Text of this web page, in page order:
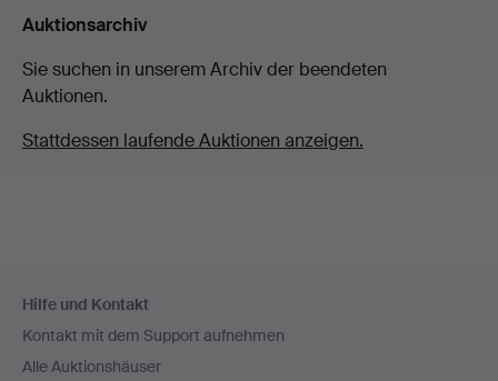
Auktionsarchiv
Sie suchen in unserem Archiv der beendeten
Auktionen.
Stattdessen laufende Auktionen anzeigen.
Navigation
Hilfe und Kontakt
Kontakt mit dem Support aufnehmen
Alle Auktionshäuser